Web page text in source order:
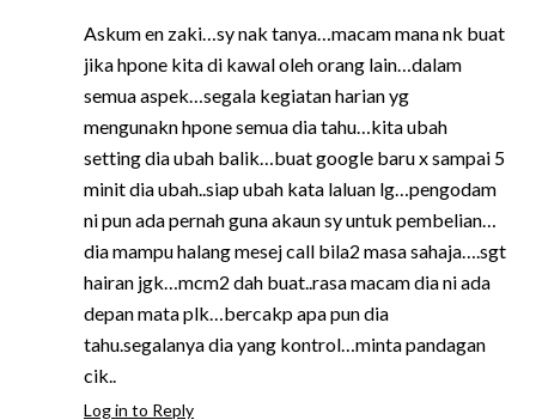
Askum en zaki…sy nak tanya…macam mana nk buat
jika hpone kita di kawal oleh orang lain…dalam
semua aspek…segala kegiatan harian yg
mengunakn hpone semua dia tahu…kita ubah
setting dia ubah balik…buat google baru x sampai 5
minit dia ubah..siap ubah kata laluan lg…pengodam
ni pun ada pernah guna akaun sy untuk pembelian…
dia mampu halang mesej call bila2 masa sahaja….sgt
hairan jgk…mcm2 dah buat..rasa macam dia ni ada
depan mata plk…bercakp apa pun dia
tahu.segalanya dia yang kontrol…minta pandagan
cik..
Log in to Reply